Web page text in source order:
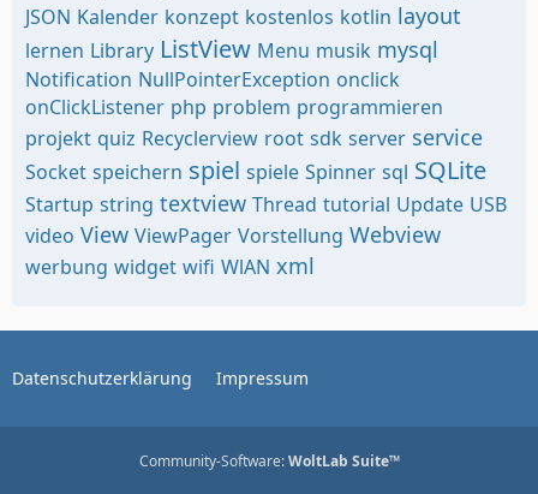
JSON Kalender konzept kostenlos kotlin layout
lernen Library ListView Menu musik mysql
Notification NullPointerException onclick
onClickListener php problem programmieren
projekt quiz Recyclerview root sdk server service
Socket speichern spiel spiele Spinner sql SQLite
Startup string textview Thread tutorial Update USB
video View ViewPager Vorstellung Webview
werbung widget wifi WlAN xml
Datenschutzerklärung Impressum
Community-Software:WoltLab Suite™